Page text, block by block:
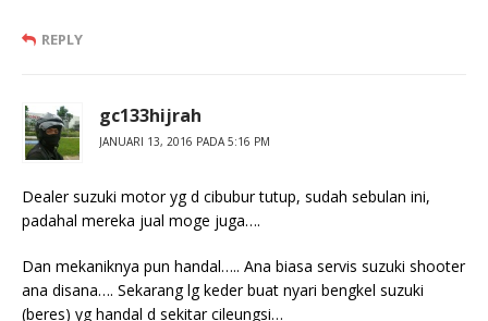
REPLY
gc133hijrah
JANUARI 13, 2016 PADA 5:16 PM
Dealer suzuki motor yg d cibubur tutup, sudah sebulan ini,
padahal mereka jual moge juga….
Dan mekaniknya pun handal….. Ana biasa servis suzuki shooter
ana disana…. Sekarang lg keder buat nyari bengkel suzuki
(beres) yg handal d sekitar cileungsi…